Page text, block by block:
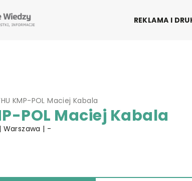
REKLAMA I
KMP-POL Maciej Kabala
POL Maciej Kabala
Warszawa | -